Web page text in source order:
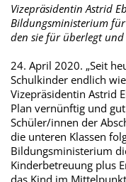
Vizepräsidentin Astrid
Bildungsministerium
den sie für überlegt
24. April 2020. „Seit
Schulkinder endlich
Vizepräsidentin Astrid
Plan vernünftig und
Schüler/innen der
die unteren Klassen
Bildungsministerium
Kinderbetreuung plus
das Kind im